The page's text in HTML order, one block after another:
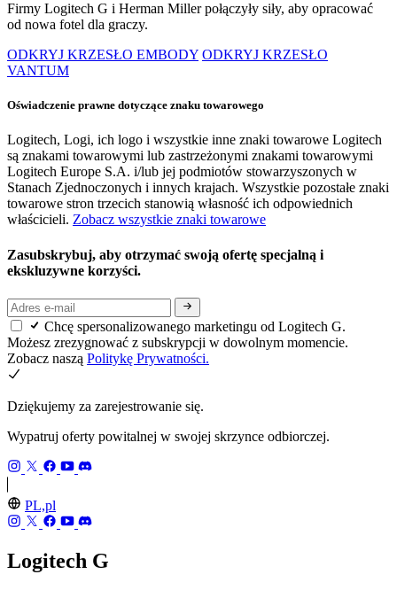
Firmy Logitech G i Herman Miller połączyły siły, aby opracować
od nowa fotel dla graczy.
ODKRYJ KRZESŁO EMBODY ODKRYJ KRZESŁO
VANTUM
Oświadczenie prawne dotyczące znaku towarowego
Logitech, Logi, ich logo i wszystkie inne znaki towarowe Logitech
są znakami towarowymi lub zastrzeżonymi znakami towarowymi
Logitech Europe S.A. i/lub jej podmiotów stowarzyszonych w
Stanach Zjednoczonych i innych krajach. Wszystkie pozostałe znaki
towarowe stron trzecich stanowią własność ich odpowiednich
właścicieli. Zobacz wszystkie znaki towarowe
Zasubskrybuj, aby otrzymać swoją ofertę specjalną i
ekskluzywne korzyści.
Chcę spersonalizowanego marketingu od Logitech G.
Możesz zrezygnować z subskrypcji w dowolnym momencie.
Zobacz naszą Politykę Prywatności.
Dziękujemy za zarejestrowanie się.
Wypatruj oferty powitalnej w swojej skrzynce odbiorczej.
PL,pl
Logitech G